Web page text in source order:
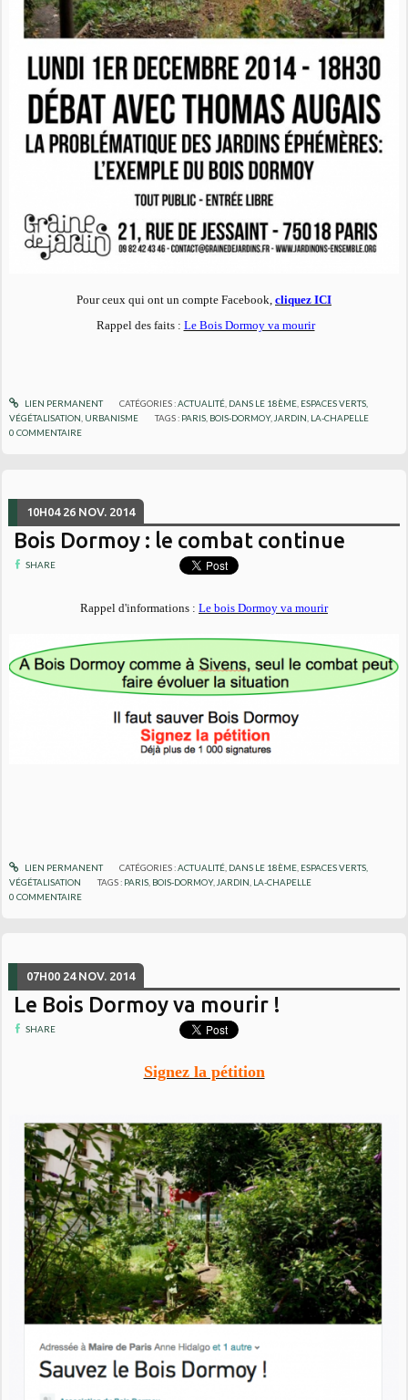
Pour ceux qui ont un compte Facebook, cliquez ICI
Rappel des faits : Le Bois Dormoy va mourir
LIEN PERMANENT CATÉGORIES :ACTUALITÉ, DANS LE 18ÈME, ESPACES VERTS,
VÉGÉTALISATION URBANISME TAGS : PARIS BOIS-DORMOY, JARDIN LA-CHAPELLE
0 COMMENTAIRE
10H04 26 NOV. 2014
Bois Dormoy : le combat continue
SHARE
Rappel d'informations : Le bois Dormoy va mourir
LIEN PERMANENT CATÉGORIES :ACTUALITÉ, DANS LE 18ÈME, ESPACES VERTS,
VÉGÉTALISATION
TAGS : PARIS BOIS-DORMOY, JARDIN LA-CHAPELLE
0 COMMENTAIRE
07H00 24 NOV. 2014
Le Bois Dormoy va mourir !
SHARE
Signez la pétition